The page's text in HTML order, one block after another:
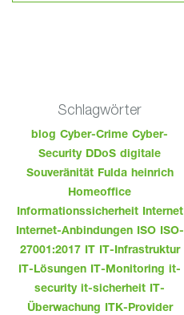
Schlagwörter
blog Cyber-Crime Cyber-
Security DDoS digitale
Souveränität Fulda heinrich
Homeoffice
Informationssicherheit Internet
Internet-Anbindungen ISO ISO-
27001:2017 IT
IT-Infrastruktur
IT-Lösungen IT-Monitoring
it-
security it-sicherheit IT-
Überwachung
ITK-Provider